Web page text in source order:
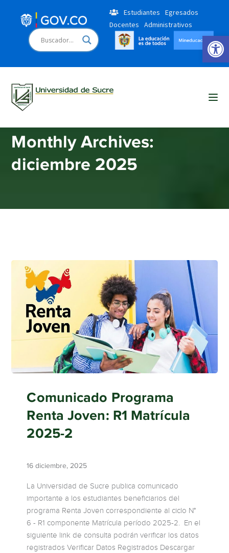
Estudiantes
Egresados
Docentes
Administrativos
Home
Monthly Archives:
diciembre 2025
Comunicado Programa
Renta Joven: R1 Matrícula
2025-2
16 diciembre, 2025
La Universidad de Sucre publica comunicado
importante a los estudiantes beneficiarios del
programa Renta Joven correspondiente al ciclo N°
6 - R1 componente Matrícula período 2025-2. En el
siguiente link de consulta podrán verificar los datos
registrados Verificar Datos Registrados Descargar